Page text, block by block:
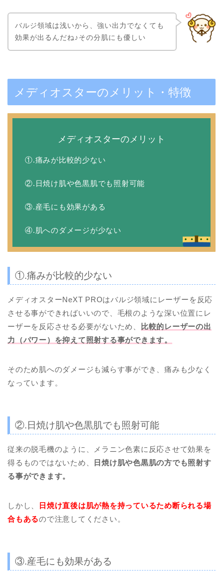
バルジ領域は浅いから、強い出力でなくても
効果が出るんだね♪その分肌にも優しい
メディオスターのメリット・特徴
メディオスターのメリット
①.痛みが比較的少ない
②.日焼け肌や色黒肌でも照射可能
③.産毛にも効果がある
④.肌へのダメージが少ない
①.痛みが比較的少ない
メディオスターNeXT PROはバルジ領域にレーザーを反応
させる事ができればいいので、毛根のような深い位置にレ
ーザーを反応させる必要がないため、
比較的レーザーの出
力（パワー）を抑えて照射する事ができます。
そのため肌へのダメージも減らす事ができ、痛みも少なく
なっています。
②.日焼け肌や色黒肌でも照射可能
従来の脱毛機のように、メラニン色素に反応させて効果を
得るものではないため、
日焼け肌や色黒肌の方でも照射す
る事ができます。
しかし、
日焼け直後は肌が熱を持っているため断られる場
合もあるので注意してください。
③.産毛にも効果がある